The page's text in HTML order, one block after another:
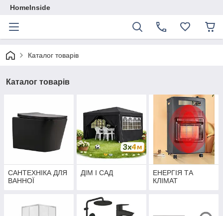
HomeInside
Каталог товарiв
Каталог товарiв
САНТЕХНІКА ДЛЯ
ВАННОЇ
ДІМ І САД
ЕНЕРГІЯ ТА
КЛІМАТ